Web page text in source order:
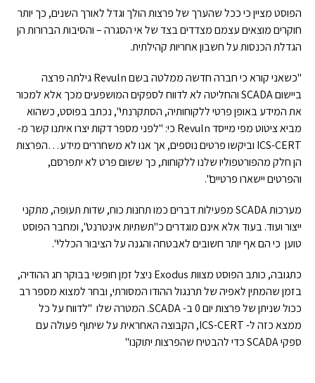
הפוסט מציין כי ככל שהערך של פרצות הולך וגדל לאורך השנים, כך יותר
חוקרים מוצאים עצמם מצדדים בצד של אי הסגרה – והסיבות הברורות הן
הגדלת הכנסות על חשבון אחריות קהילתית.
"כשאני קורא כי חברה חדשה ממלטה בשם Revuln גילתה פרצה
ביישום SCADA והחליטה לא לדווח לספקים המושפעים מכך אלא למכור
את המידע באופן פרטי ללקוחותיה, הסתקרנתי", נכתב בפוסט, כשהוא
מביא ציטוט מפי מייסד Revuln כי: "לפני מספר דקות יצרו איתנו קשר מ-
ICS-CERT וביקשו פרטים נוספים, אך אנו לא משחררים מידע…הפרצות
הן חלק מהפורטפוליו שלנו ללקוחות, כך ששום פרט לא יתפרסם,
והפרטים יישארו פרטיים".
מערכות SCADA מפעילות דברים כמו תחנות כוח, שדות תעופה, מתקני
ייצור ועוד. בעוד אלא אינם מוגדרים כ"תשתיות אינטרנט", ומחבר הפוסט
טוען כי הם אף יותר חשובים לאבטחה והגנה על הציבור הכללי".
כתגובה, כותב הפוסט מצוות Exodus ניצל זמן חופשי בבוקר חג ההודיה,
בזמן שהמתין לאפיה של תרנגול ההודו המסורתי, ובחר למצוא מספר רב
ככול שניתן של פרצות יום 0 ב- SCADA. המטרה שלו "לדווח על כל
ממצא כזה ל- ICS-CERT, הקבוצה האחראית על שיתוף פעולה עם
ספקי SCADA כדי להבטיח שהפרצות יתוקנו"